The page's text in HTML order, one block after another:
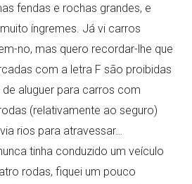
fendas e rochas grandes, e
íngremes. Já vi carros
no, mas quero recordar-lhe que
com a letra F são proibidas
aluguer para carros com
(relativamente ao seguro)
rios para atravessar…
tinha conduzido um veículo
rodas, fiquei um pouco